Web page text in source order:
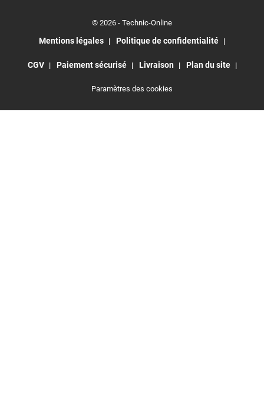
© 2026 - Technic-Online
Mentions légales Politique de confidentialité
CGV Paiement sécurisé Livraison Plan du site
Paramètres des cookies